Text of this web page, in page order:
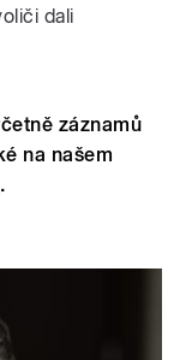
dali
záznamů
na našem
.